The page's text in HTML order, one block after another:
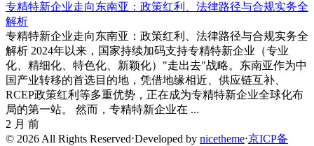
专精特新企业走向东南亚：政策红利、法律路径与合规实务全
解析
专精特新企业走向东南亚：政策红利、法律路径与合规实务全
解析 2024年以来，国家持续加码支持专精特新企业（专业
化、精细化、特色化、新颖化）"走出去"战略。东南亚作为中
国产业转移的首选目的地，凭借地缘相近、供应链互补、
RCEP政策红利等多重优势，正在成为专精特新企业全球化布
局的第一站。 然而，专精特新企业在 ...
2 月 前
© 2026 All Rights Reserved⋅Developed by nicetheme⋅京ICP备